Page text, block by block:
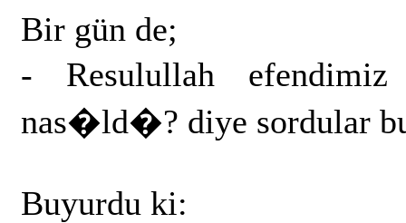
Bir gün de;
- Resulullah
nas�ld�? diye sordular
Buyurdu ki: